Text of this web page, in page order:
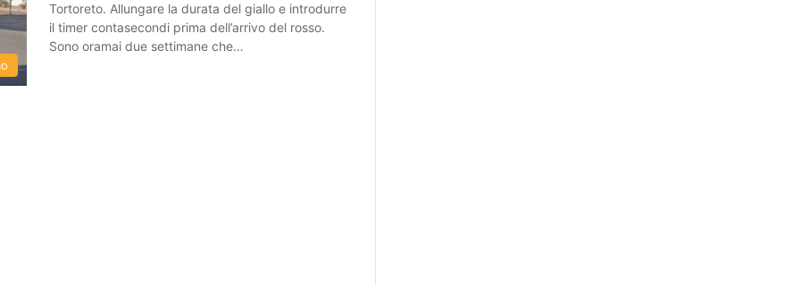
Tortoreto. Allungare la durata del giallo e introdurre
il timer contasecondi prima dell’arrivo del rosso.
Sono oramai due settimane che…